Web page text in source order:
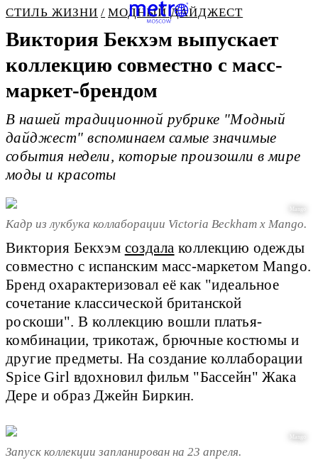
СТИЛЬ ЖИЗНИ МОДНЫЙ ДАЙДЖЕСТ
Виктория Бекхэм выпускает
коллекцию совместно с масс-
маркет-брендом
В нашей традиционной рубрике "Модный
дайджест" вспоминаем самые значимые
события недели, которые произошли в мире
моды и красоты
Mango
Кадр из лукбука коллаборации Victoria Beckham x Mango.
Виктория Бекхэм создала коллекцию одежды
совместно с испанским масс-маркетом Mango.
Бренд охарактеризовал её как "идеальное
сочетание классической британской
роскоши". В коллекцию вошли платья-
комбинации, трикотаж, брючные костюмы и
другие предметы. На создание коллаборации
Spice Girl вдохновил фильм "Бассейн" Жака
Дере и образ Джейн Биркин.
Mango
Запуск коллекции запланирован на 23 апреля.